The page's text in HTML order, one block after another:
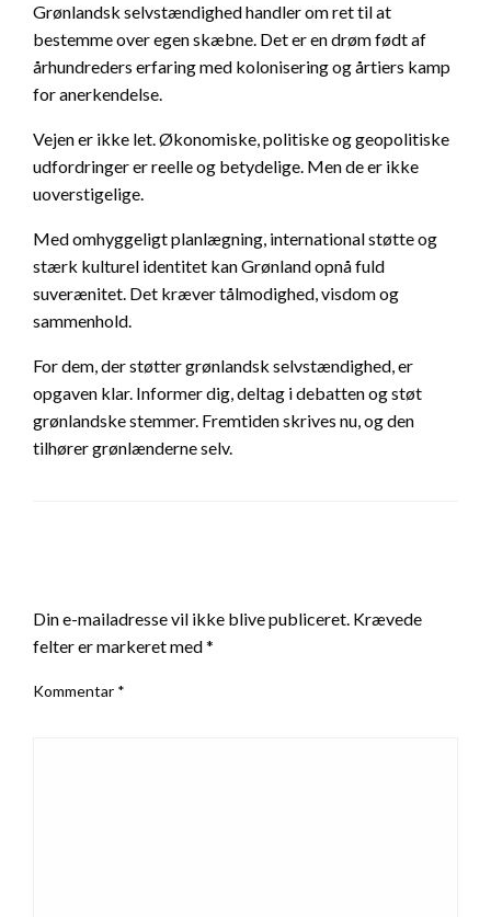
Grønlandsk selvstændighed handler om ret til at
bestemme over egen skæbne. Det er en drøm født af
århundreders erfaring med kolonisering og årtiers kamp
for anerkendelse.
Vejen er ikke let. Økonomiske, politiske og geopolitiske
udfordringer er reelle og betydelige. Men de er ikke
uoverstigelige.
Med omhyggeligt planlægning, international støtte og
stærk kulturel identitet kan Grønland opnå fuld
suverænitet. Det kræver tålmodighed, visdom og
sammenhold.
For dem, der støtter grønlandsk selvstændighed, er
opgaven klar. Informer dig, deltag i debatten og støt
grønlandske stemmer. Fremtiden skrives nu, og den
tilhører grønlænderne selv.
Din e-mailadresse vil ikke blive publiceret. Krævede
felter er markeret med*
Kommentar *